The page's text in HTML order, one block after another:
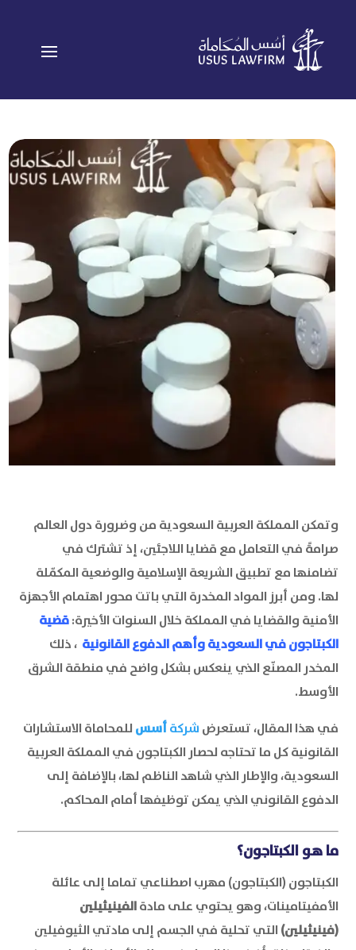
وتمكن المملكة العربية السعودية من وضرورة دول العالم
صرامةً في التعامل مع قضايا اللاجئين، إذ تشترك في
تضامنها مع تطبيق الشريعة الإسلامية والوضعية المكمّلة
لها. ومن أبرز المواد المخدرة التي باتت محور اهتمام الأجهزة
الأمنية والقضايا في المملكة خلال السنوات الأخيرة:قضية
الكبتاجون في السعودية وأهم الدفوع القانونية ، ذلك
المخدر المصنّع الذي ينعكس بشكل واضح في منطقة الشرق
الأوسط.
في هذا المقال، تستعرض شركةأسس للمحاماة الاستشارات
القانونيةكل ما تحتاجه لحصار الكبتاجون في المملكة العربية
السعودية، والإطار الذي شاهد الناظم لها، بالإضافة إلى
الدفوع القانوني الذي يمكن توظيفها أمام المحاكم.
ما هو الكبتاجون؟
الكبتاجون (الكبتاجون) مهرب اصطناعي تماما إلى عائلة
الأمفيتامينات، وهو يحتوي على مادةالفينيثيلين
(فينيثيلين) التي تحلية في الجسم إلى مادتي الثيوفيلين